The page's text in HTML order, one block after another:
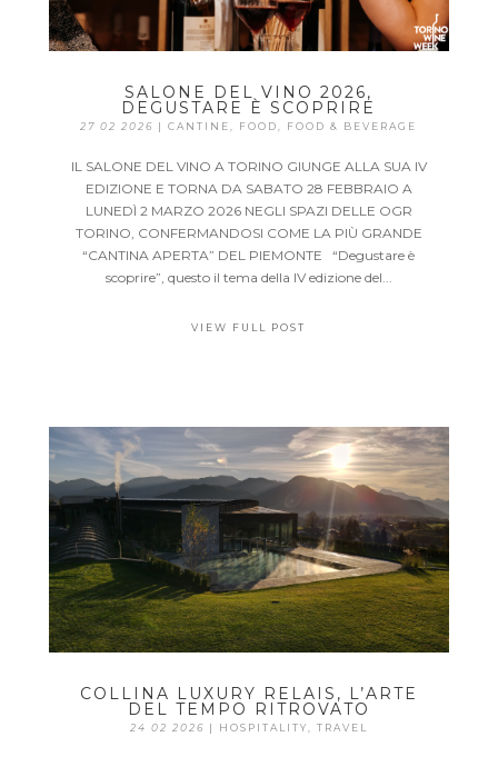
SALONE DEL VINO 2026,
DEGUSTARE È SCOPRIRE
27 02 2026 |CANTINE FOOD FOOD & BEVERAGE
IL SALONE DEL VINO A TORINO GIUNGE ALLA SUA IV
EDIZIONE E TORNA DA SABATO 28 FEBBRAIO A
LUNEDÌ 2 MARZO 2026 NEGLI SPAZI DELLE OGR
TORINO, CONFERMANDOSI COME LA PIÙ GRANDE
“CANTINA APERTA” DEL PIEMONTE “Degustare è
scoprire”, questo il tema della IV edizione del...
VIEW FULL POST
COLLINA LUXURY RELAIS, L’ARTE
DEL TEMPO RITROVATO
24 02 2026 | HOSPITALITY TRAVEL